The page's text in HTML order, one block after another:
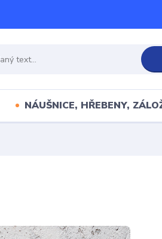
NÁUŠNICE, HŘEBENY,